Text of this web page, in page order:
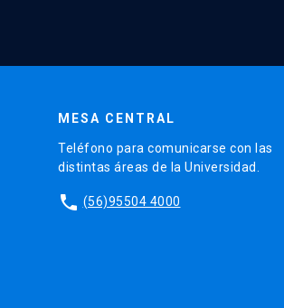
MESA CENTRAL
Teléfono para comunicarse con las
distintas áreas de la Universidad.
phone (56)95504 4000